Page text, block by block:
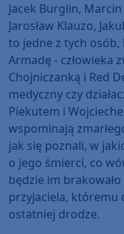
Jacek Burglin,
Jarosław Klauzo,
to jedne z tych osób,
Armadę - człowieka
Chojniczanką i Red
medyczny czy
Piekutem i
wspominają
jak się poznali, w
o jego śmierci, co
będzie im
przyjaciela, któremu
ostatniej drodze.